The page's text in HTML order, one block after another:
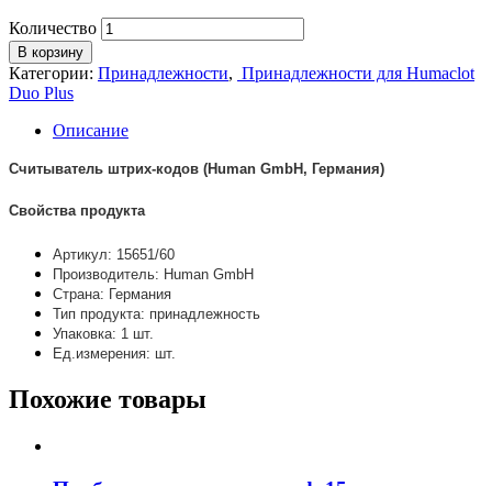
Количество
В корзину
Категории: Принадлежности, Принадлежности для Humaclot
Duo Plus
Описание
Считыватель штрих-кодов (Human GmbH, Германия)
Свойства продукта
Артикул: 15651/60
Производитель: Human GmbH
Страна: Германия
Тип продукта: принадлежность
Упаковка: 1 шт.
Ед.измерения: шт.
Похожие товары